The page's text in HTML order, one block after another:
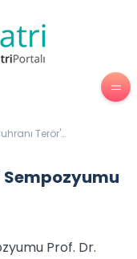
Terör'
Sempozyumu
Prof. Dr.